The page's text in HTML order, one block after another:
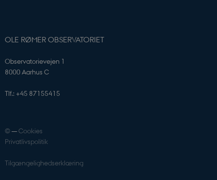
OLE RØMER OBSERVATORIET
Observatorievejen 1
8000 Aarhus C
Tlf.: +45 87155415
©—Cookies
Privatlivspolitik
Tilgængelighedserklæring
PHPSESSID